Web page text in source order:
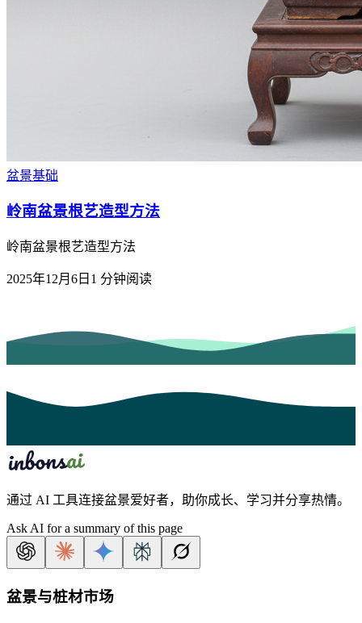
盆景基础
岭南盆景根艺造型方法
岭南盆景根艺造型方法
2025年12月6日 1 分钟阅读
通过 AI 工具连接盆景爱好者，助你成长、学习并分享热情。
Ask AI for a summary of this page
盆景与桩材市场